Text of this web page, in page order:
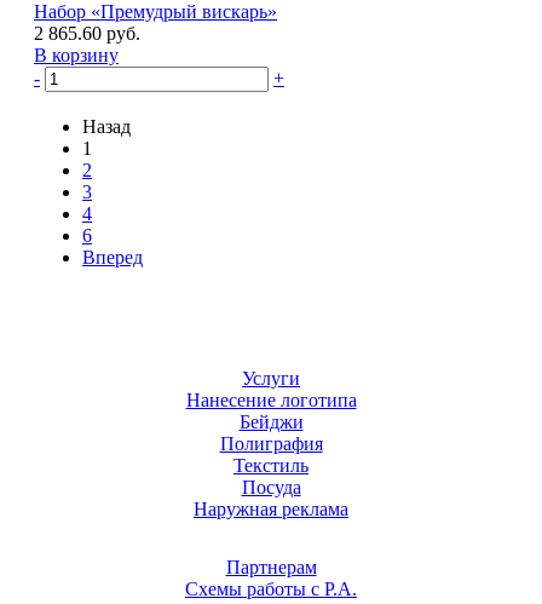
Набор «Премудрый вискарь»
2 865.60 руб.
В корзину
-
+
Назад
1
2
3
4
6
Вперед
Услуги
Нанесение логотипа
Бейджи
Полиграфия
Текстиль
Посуда
Наружная реклама
Партнерам
Схемы работы с Р.А.